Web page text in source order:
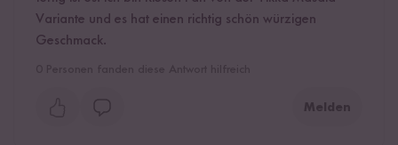
Variante und es hat einen richtig schön würzigen
Geschmack.
Melden